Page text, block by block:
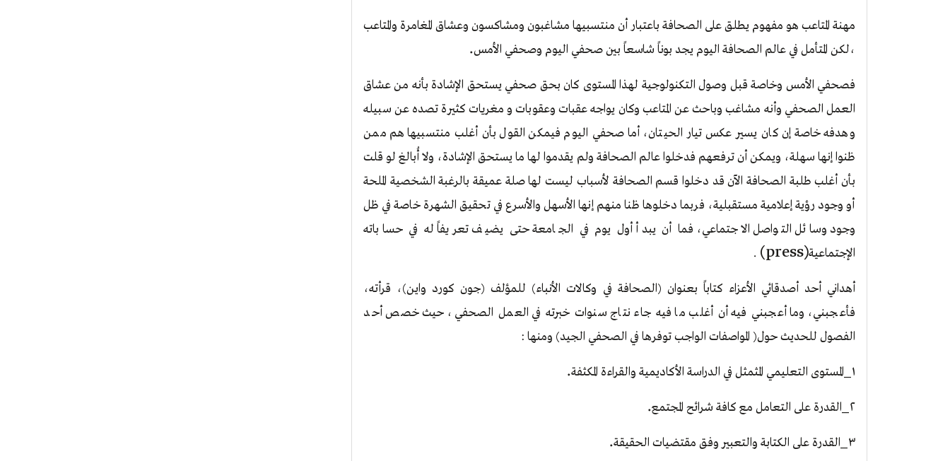
مهنة المتاعب هو مفهوم يطلق على الصحافة باعتبار أن منتسبيها مشاغبون ومشاكسون وعشاق المغامرة والمتاعب
،لكن المتأمل في عالم الصحافة اليوم يجد بوناً شاسعاً بين صحفي اليوم وصحفي الأمس.
فصحفي الأمس وخاصة قبل وصول التكنولوجية لهذا المستوى كان بحق صحفي يستحق الإشادة بأنه من عشاق
العمل الصحفي وأنه مشاغب وباحث عن المتاعب وكان يواجه عقبات وعقوبات و مغريات كثيرة تصده عن سبيله
وهدفه خاصة إن كان يسير عكس تيار الحيتان، أما صحفي اليوم فيمكن القول بأن أغلب منتسبيها هم ممن
ظنوا إنها سهلة، ويمكن أن ترفعهم فدخلوا عالم الصحافة ولم يقدموا لها ما يستحق الإشادة، ولا أُبالغ لو قلت
بأن أغلب طلبة الصحافة الآن قد دخلوا قسم الصحافة لأسباب ليست لها صلة عميقة بالرغبة الشخصية الملحة
أو وجود رؤية إعلامية مستقبلية، فربما دخلوها ظنا منهم إنها الأسهل والأسرع في تحقيق الشهرة خاصة في ظل
وجود وسائل التواصل الاجتماعي، فما أن يبدأ أول يوم في الجامعة حتى يضيف تعريفاً له في حساباته
الإجتماعية(press)
.
أهداني أحد أصدقائي الأعزاء كتاباً بعنوان (الصحافة في وكالات الأنباء) للمؤلف (جون كورد واين)، قرأته،
فأعجبني، وما أعجبني فيه أن أغلب ما فيه جاء نتاج سنوات خبرته في العمل الصحفي، حيث خصص أحد
الفصول للحديث حول( المواصفات الواجب توفرها في الصحفي الجيد) ومنها :
١ المستوى التعليمي المثمثل في الدراسة الأكاديمية والقراءة المكثفة.
٢ القدرة على التعامل مع كافة شرائح المجتمع.
٣ القدرة على الكتابة والتعبير وفق مقتضيات الحقيقة.